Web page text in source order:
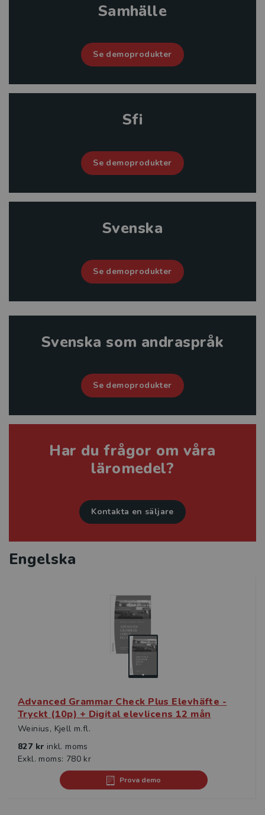
Samhälle
Se demoprodukter
Sfi
Se demoprodukter
Svenska
Se demoprodukter
Svenska som andraspråk
Se demoprodukter
Har du frågor om våra
läromedel?
Kontakta en säljare
Engelska
Advanced Grammar Check Plus Elevhäfte -
Tryckt (10p) + Digital elevlicens 12 mån
Weinius, Kjell m.fl.
827 kr inkl. moms
Exkl. moms: 780 kr
Prova demo